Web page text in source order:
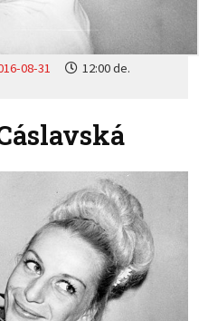
08-31
12:00 de.